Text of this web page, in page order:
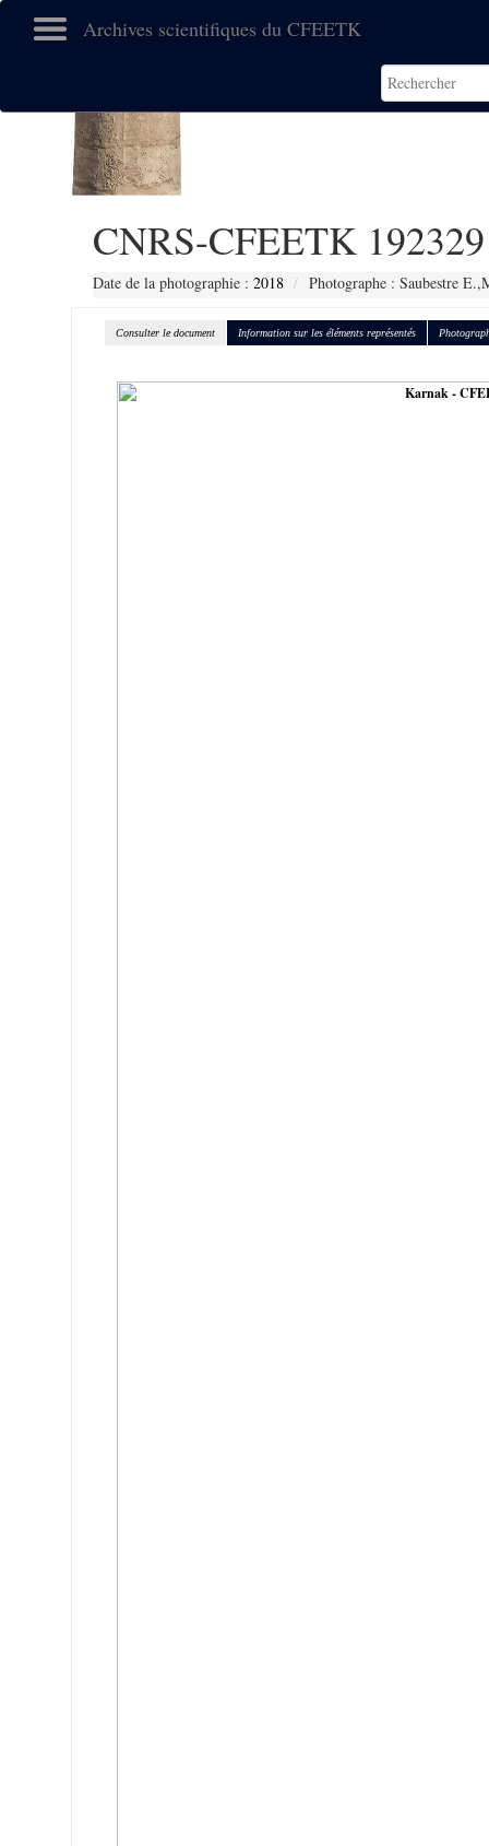
Archives scientifiques du CFEETK
CNRS-CFEETK 192329
Date de la photographie : 2018 Photographe : Saubestre
Consulter le document Information sur les éléments représentés